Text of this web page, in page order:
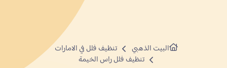
البيت الذهبي
تنظيف فلل في الامارات
تنظيف فلل راس الخيمة